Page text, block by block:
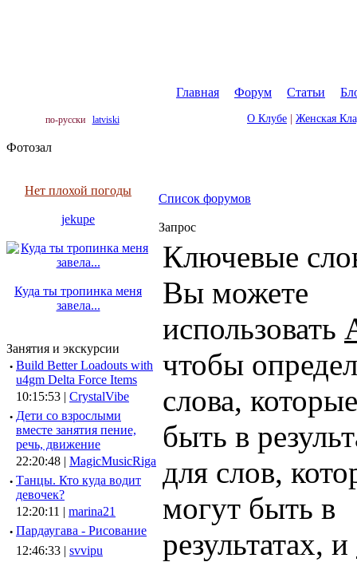
Главная Форум Статьи
по-русски latviski О Клубе Женская
Фотозал
Нет плохой погоды
jekupe
Куда ты тропинка меня
завела...
Занятия и экскурсии
· Build Better Loadouts with
u4gm Delta Force Items
10:15:53 | CrystalVibe
· Дети со взрослыми
вместе занятия пение,
речь, движение
22:20:48 | MagicMusicRiga
· Танцы. Кто куда водит
девочек?
12:20:11 | marina21
· Пардаугава - Рисование
12:46:33 | svvipu
Список форумов
Запрос
Ключевые
Вы можете
использовать
чтобы
слова,
быть в
для слов,
могут быть в
результатах, и